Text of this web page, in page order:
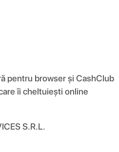
pentru browser și CashClub
îi cheltuiești online
S.R.L.